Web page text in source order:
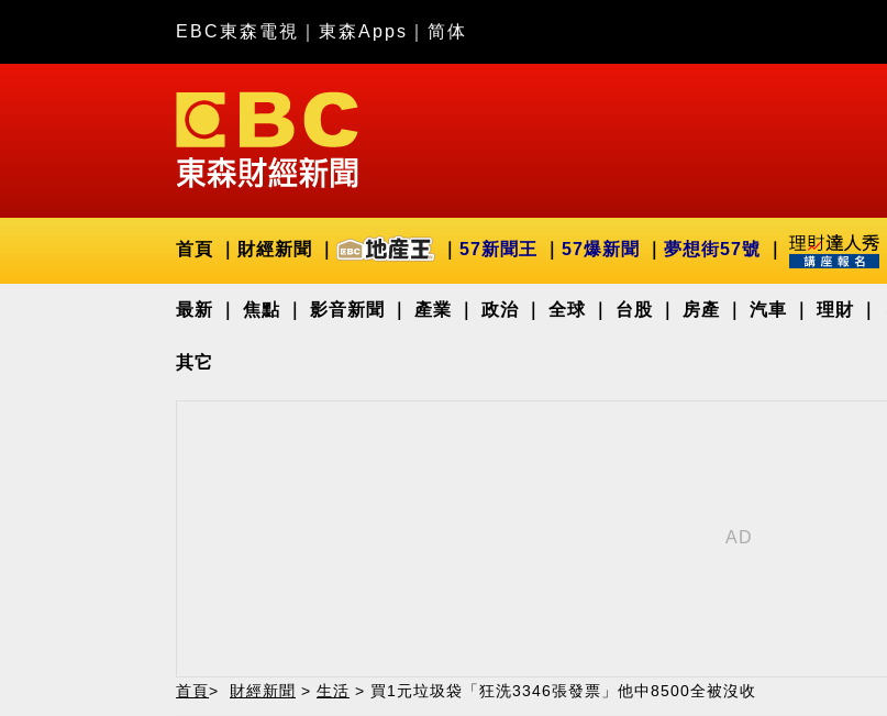
EBC東森電視 東森Apps 简体
首頁 財經新聞 57新聞王 57爆新聞 夢想街57號
最新 焦點 影音新聞 產業 政治 全球 台股 房產 汽車 理財
其它
首頁> 財經新聞 > 生活 > 買1元垃圾袋「狂洗3346張發票」他中8500全被沒收